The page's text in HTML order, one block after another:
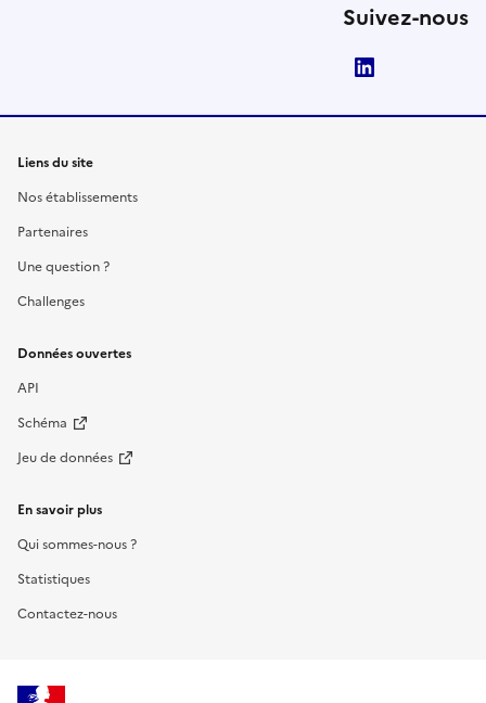
Suivez-nous
Liens du site
Nos établissements
Partenaires
Une question ?
Challenges
Données ouvertes
API
Schéma
Jeu de données
En savoir plus
Qui sommes-nous ?
Statistiques
Contactez-nous